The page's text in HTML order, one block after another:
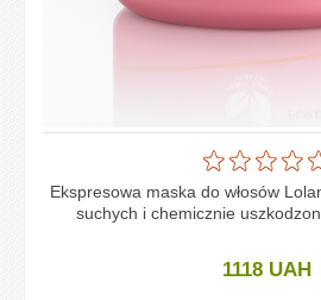
Ekspresowa maska do włosów
suchych i chemicznie
1118 UAH